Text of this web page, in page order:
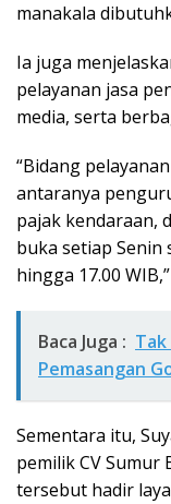
manakala
Ia juga
pelayanan jasa
media, serta
“Bidang
antaranya
pajak kendaraan,
buka setiap Senin
hingga 17.00
Baca Juga :
Pemasangan
Sementara itu,
pemilik CV Sumur
tersebut hadir